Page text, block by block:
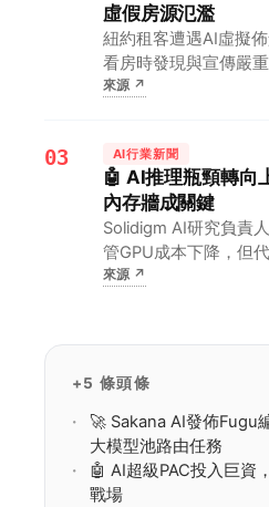
虛假房源氾濫
紐約租客遭遇AI虛擬
看房時發現與宣傳嚴
房如同開盲盒，權益
來源↗
03 AI行業新聞
🤖 AI推理瓶頸轉
內存牆成關鍵
Solidigm AI研究負責
管GPU成本下降，但
量激增，2026年內存
來源↗
+5 條頭條
🚀 Sakana AI發佈Fugu
大模型池路由任務
🤖 AI超級PAC投入巨資
戰場